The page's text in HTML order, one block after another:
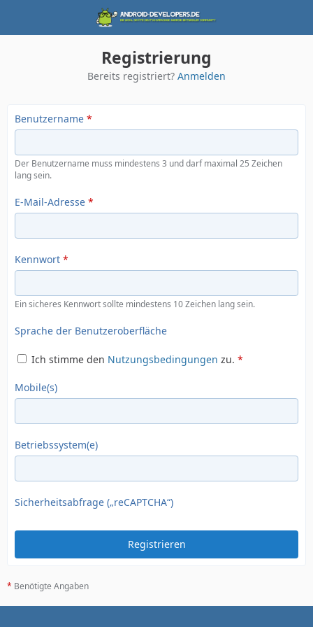
Registrierung
Bereits registriert? Anmelden
Benutzername *
Der Benutzername muss mindestens 3 und darf maximal 25 Zeichen
lang sein.
E-Mail-Adresse *
Kennwort *
Ein sicheres Kennwort sollte mindestens 10 Zeichen lang sein.
Sprache der Benutzeroberfläche
Ich stimme den Nutzungsbedingungen zu. *
Mobile(s)
Betriebssystem(e)
Sicherheitsabfrage („reCAPTCHA“)
* Benötigte Angaben